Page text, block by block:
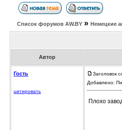
Список форумов АW.BY » Немецкие
Автор
Гость
цитировать
Заголовок
Добавлено:
Плохо